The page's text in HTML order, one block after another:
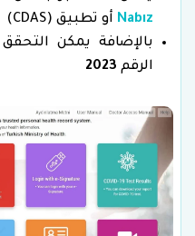
Nabız أو تطبيق (CDAS)
بالإضافة يمكن
الرقم 2023